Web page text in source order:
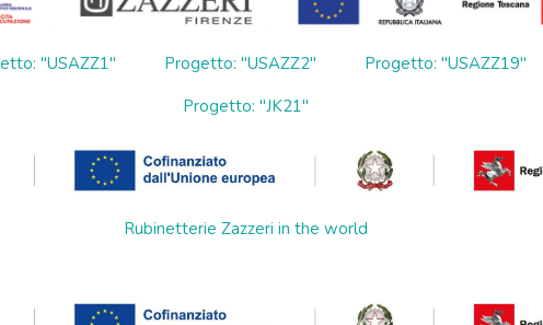
"USAZZ1" Progetto: "USAZZ2"
Progetto: "USAZZ19"
Progetto: "JK21"
Rubinetterie Zazzeri in the world